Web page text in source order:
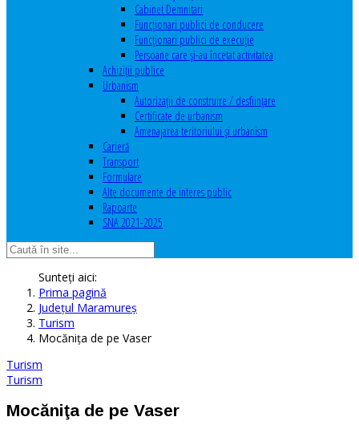
Cabinet Demnitari
Funcţionari publici de conducere
Funcționari publici de execuție
Persoane care şi-au încetat activitatea
Achiziţii publice
Urbanism
Autorizații de construire / desființare
Certificate de urbanism
Amenajarea teritoriului şi urbanism
Carieră
Transport
Formulare
Alte documente de interes public
Rapoarte
SNA 2021-2025
Sunteți aici:
Prima pagină
Judeţul Maramureş
Turism
Mocăniţa de pe Vaser
Turism
Turism
Mocăniţa de pe Vaser